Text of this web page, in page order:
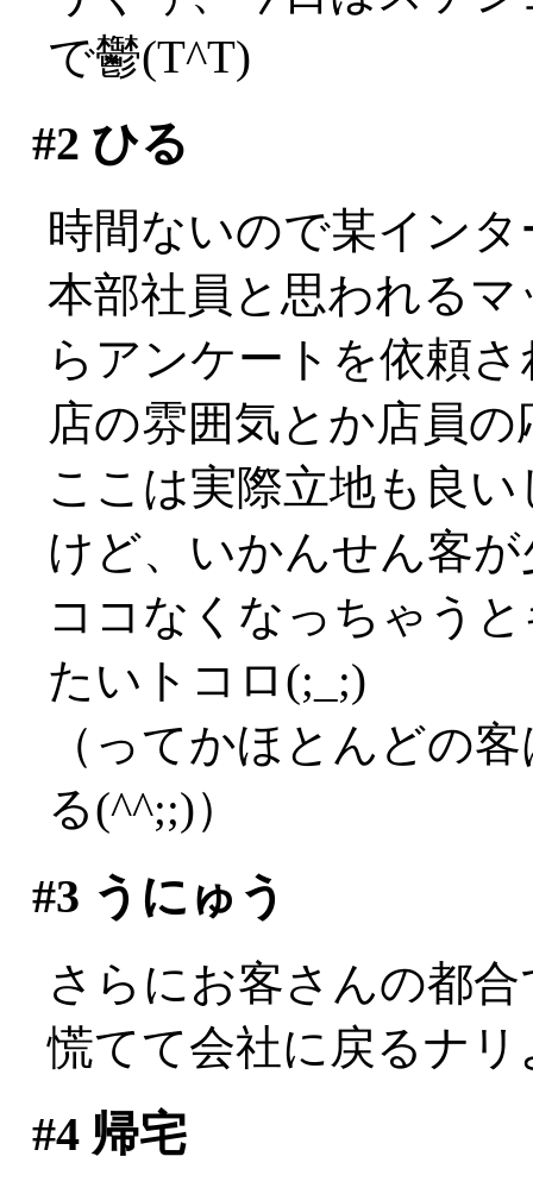
で鬱(T^T)
#2 ひる
時間ないので某イン
本部社員と思われる
らアンケートを依頼
店の雰囲気とか店員
ここは実際立地も良
けど、いかんせん客
ココなくなっちゃう
たいトコロ(;_;)
（ってかほとんどの
る(^^;;)）
#3 うにゅう
さらにお客さんの都
慌てて会社に戻るナリ
#4帰宅